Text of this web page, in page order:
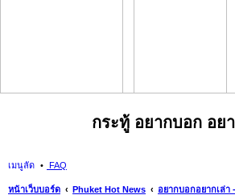
กระทู้ อยากบอก อย
เมนูลัด FAQ
หน้าเว็บบอร์ด Phuket Hot News
อยากบอกอยากเล่า